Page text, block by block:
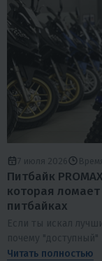
7 июля 2026
Питбайк
которая
питбайках
Если ты искал
почему "доступный"
Читать полностью